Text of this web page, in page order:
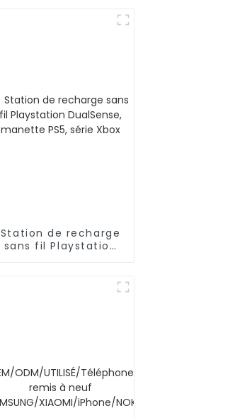
Station de recharge
sans fil Playstation